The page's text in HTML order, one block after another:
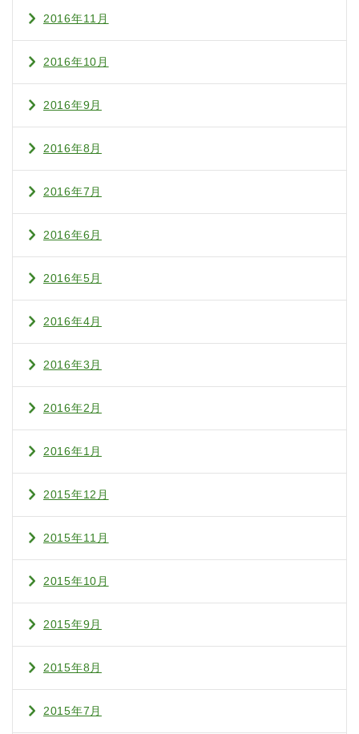
2016年11月
2016年10月
2016年9月
2016年8月
2016年7月
2016年6月
2016年5月
2016年4月
2016年3月
2016年2月
2016年1月
2015年12月
2015年11月
2015年10月
2015年9月
2015年8月
2015年7月